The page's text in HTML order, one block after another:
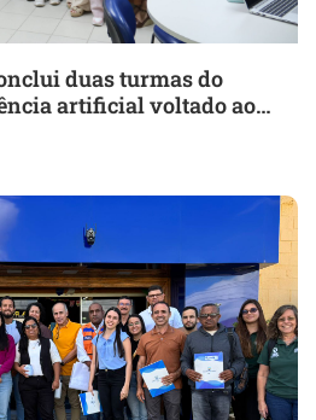
duas turmas do
artificial voltado ao